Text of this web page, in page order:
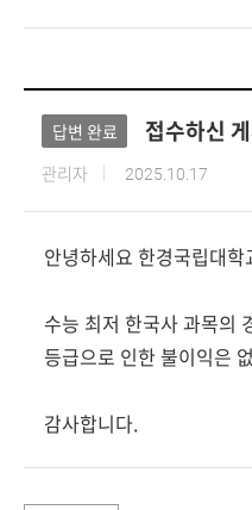
답변 완료 접수하신
관리자 2025.10.17
안녕하세요 한경국립대
수능 최저 한국사 과목의
등급으로 인한 불이익은
감사합니다.